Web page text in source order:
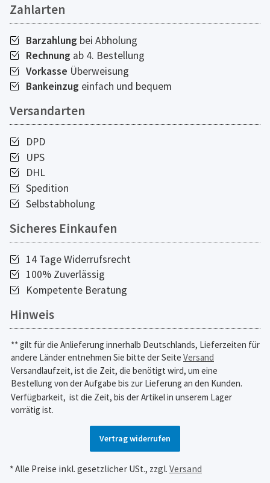
Zahlarten
Barzahlung bei Abholung
Rechnung ab 4. Bestellung
Vorkasse Überweisung
Bankeinzug einfach und bequem
Versandarten
DPD
UPS
DHL
Spedition
Selbstabholung
Sicheres Einkaufen
14 Tage Widerrufsrecht
100% Zuverlässig
Kompetente Beratung
Hinweis
** gilt für die Anlieferung innerhalb Deutschlands, Lieferzeiten für
andere Länder entnehmen Sie bitte der Seite Versand
Versandlaufzeit, ist die Zeit, die benötigt wird, um eine
Bestellung von der Aufgabe bis zur Lieferung an den Kunden.
Verfügbarkeit, ist die Zeit, bis der Artikel in unserem Lager
vorrätig ist.
Vertrag widerrufen
* Alle Preise inkl. gesetzlicher USt., zzgl. Versand